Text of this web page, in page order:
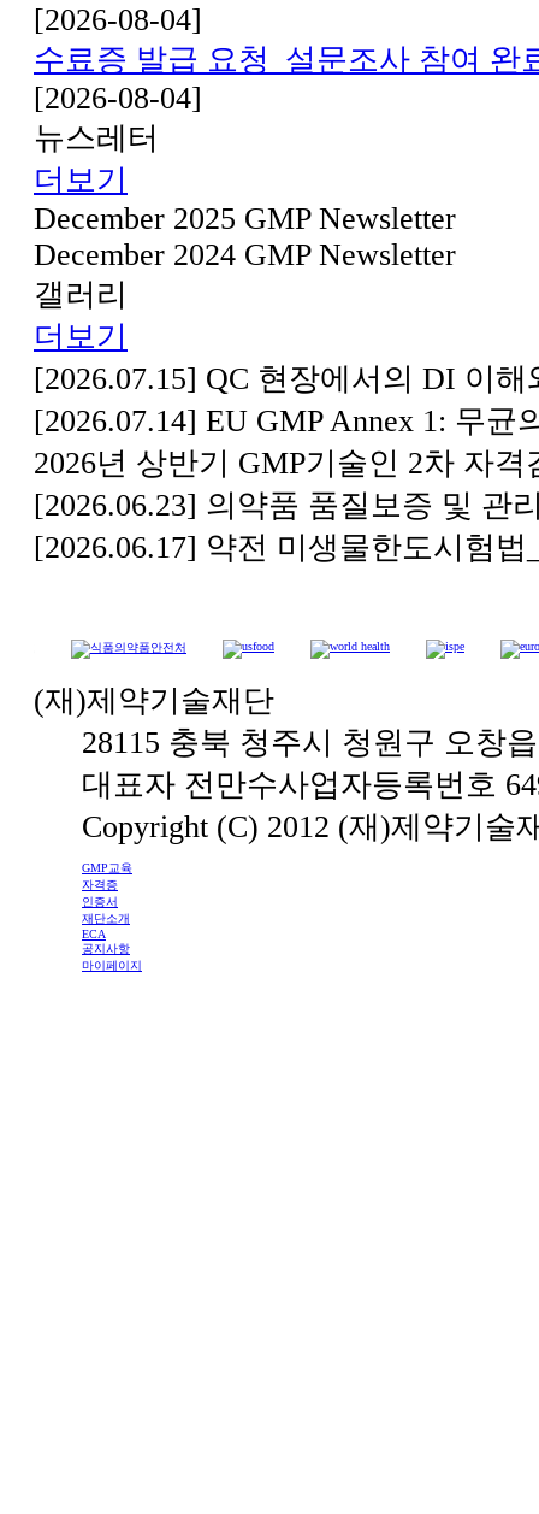
[2026-08-04]
수료증 발급 요청_설문조사 참여 완
[2026-08-04]
뉴스레터
더보기
December 2025 GMP Newsletter
December 2024 GMP Newsletter
갤러리
더보기
[2026.07.15] QC 현장에서의 DI 이해
[2026.07.14] EU GMP Annex 1: 무균
2026년 상반기 GMP기술인 2차 자격
[2026.06.23] 의약품 품질보증 및 관
[2026.06.17] 약전 미생물한도시험법
(재)제약기술재단
28115 충북 청주시 청원구 오창
대표자 전만수사업자등록번호
Copyright (C) 2012 (재)제약기술
GMP교육
자격증
인증서
재단소개
ECA
공지사항
마이페이지